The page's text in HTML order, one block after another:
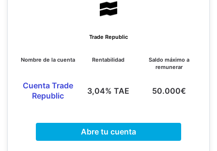
Trade Republic
Nombre de la cuenta
Cuenta Trade
Republic
Rentabilidad
3,04% TAE
Saldo máximo a
remunerar
50.000€
Abre tu cuenta